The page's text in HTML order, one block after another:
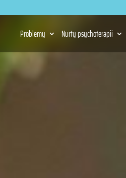
Problemy Nurty psychoterapii